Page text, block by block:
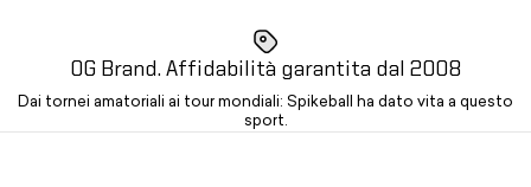
OG Brand. Affidabilità garantita dal 2008
Dai tornei amatoriali ai tour mondiali: Spikeball ha dato vita a questo
sport.